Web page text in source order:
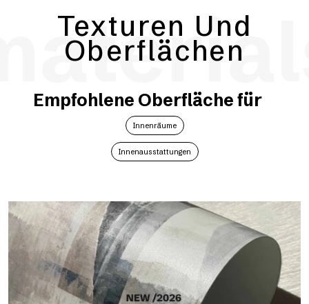
Texturen Und
Oberflächen
Empfohlene Oberfläche für
Innenräume
Innenausstattungen